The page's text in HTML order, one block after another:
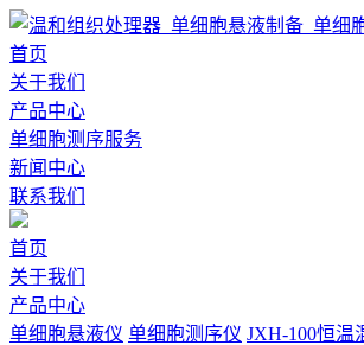
首页
关于我们
产品中心
单细胞测序服务
新闻中心
联系我们
首页
关于我们
产品中心
单细胞悬液仪 单细胞测序仪 JXH-100恒温